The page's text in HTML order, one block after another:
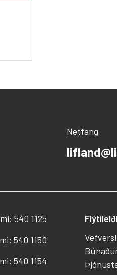
Netfang
540 1125
540 1150
540 1154